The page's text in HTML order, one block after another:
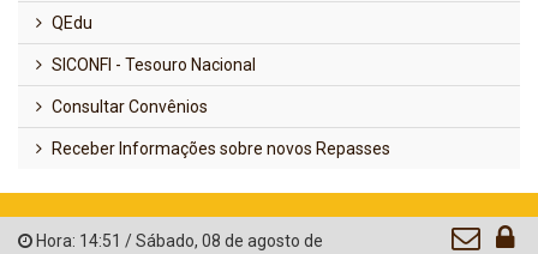
QEdu
SICONFI - Tesouro Nacional
Consultar Convênios
Receber Informações sobre novos Repasses
Hora: 14:51 /Sábado, 08 de agosto de